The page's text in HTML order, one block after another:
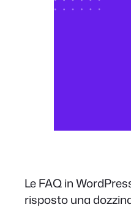
Le FAQ in
risposto una